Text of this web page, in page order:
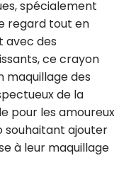
spécialement
regard tout en
avec des
ce crayon
maquillage des
de la
pour les amoureux
souhaitant ajouter
à leur maquillage